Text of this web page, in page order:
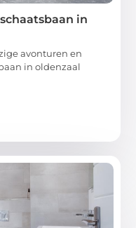
in
avonturen en
in oldenzaal